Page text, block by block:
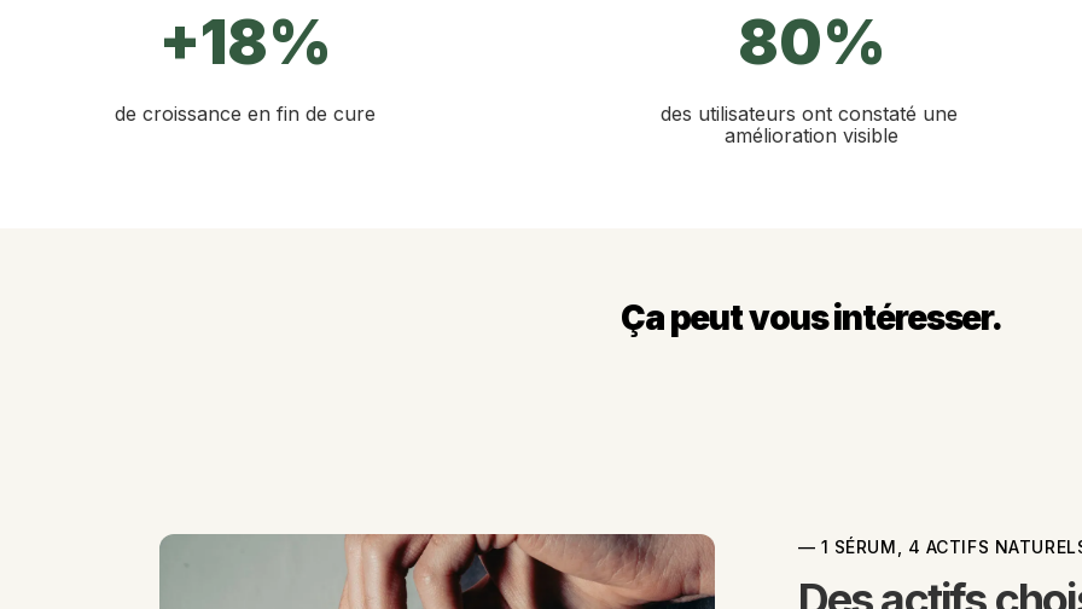
+18% 80%
de croissance en fin de cure
des utilisateurs ont constaté une
amélioration visible
Ça peut vous intéresser.
— 1 SÉRUM, 4 ACTIFS